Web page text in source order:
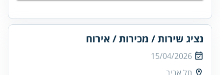
נציג שירות / מכירות / אירוח
15/04/2026
תל אביב